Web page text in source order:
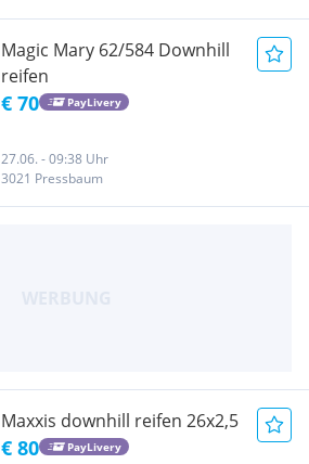
Magic Mary 62/584 Downhill
reifen
€ 70 PayLivery
27.06. - 09:38 Uhr
3021 Pressbaum
Maxxis downhill reifen 26x2,5
€ 80 PayLivery